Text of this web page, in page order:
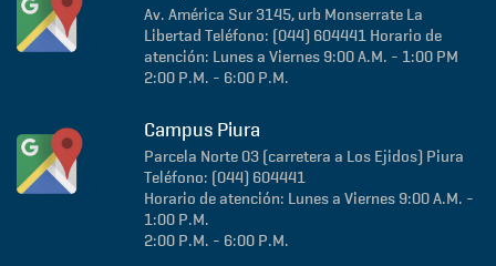
Av. América Sur 3145, urb Monserrate La
Libertad Teléfono: (044) 604441 Horario de
atención: Lunes a Viernes 9:00 A.M. - 1:00 PM
2:00 P.M. - 6:00 P.M.
Campus Piura
Parcela Norte 03 (carretera a Los Ejidos) Piura
Teléfono: (044) 604441
Horario de atención: Lunes a Viernes 9:00 A.M. -
1:00 P.M.
2:00 P.M. - 6:00 P.M.